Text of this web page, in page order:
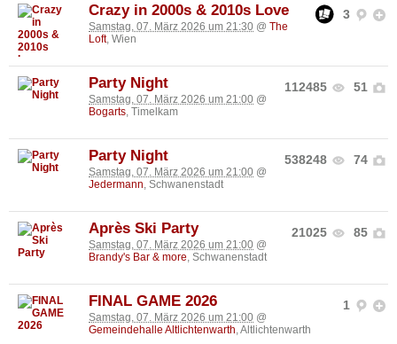
3
Crazy in 2000s & 2010s Love
Samstag, 07. März 2026 um 21:30 @ The
Loft, Wien
112485 51
Party Night
Samstag, 07. März 2026 um 21:00 @
Bogarts, Timelkam
538248 74
Party Night
Samstag, 07. März 2026 um 21:00 @
Jedermann, Schwanenstadt
21025 85
Après Ski Party
Samstag, 07. März 2026 um 21:00 @
Brandy's Bar & more, Schwanenstadt
1
FINAL GAME 2026
Samstag, 07. März 2026 um 21:00 @
Gemeindehalle Altlichtenwarth, Altlichtenwarth